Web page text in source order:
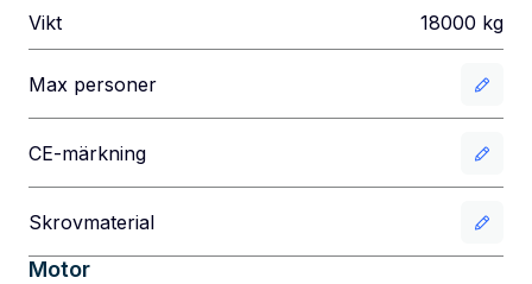
Vikt 18000 kg
Max personer
CE-märkning
Skrovmaterial
Motor